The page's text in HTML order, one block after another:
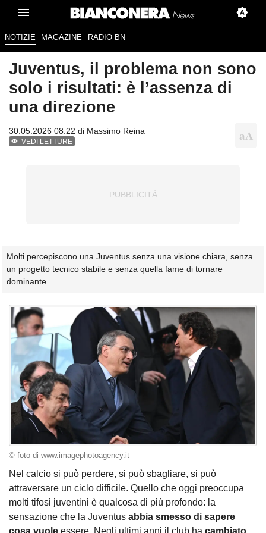
NOTIZIE MAGAZINE RADIO BN
Juventus, il problema non sono
solo i risultati: è l’assenza di
una direzione
30.05.2026 08:22 di Massimo Reina
VEDI LETTURE
Molti percepiscono una Juventus senza una visione chiara, senza
un progetto tecnico stabile e senza quella fame di tornare
dominante.
© foto di www.imagephotoagency.it
Nel calcio si può perdere, si può sbagliare, si può
attraversare un ciclo difficile. Quello che oggi preoccupa
molti tifosi juventini è qualcosa di più profondo: la
sensazione che la Juventus abbia smesso di sapere